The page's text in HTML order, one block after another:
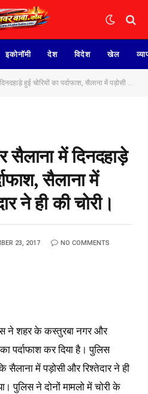
इकोनॉमी देश विदेश खेल
का पर्दाफाश, सैलाना में पड़ोसी और रिश्तेदार ने ही की चोरी।
में दिनदहाड़े
सैलाना में
ने ही की चोरी।
23, 2017 NO COMMENTS
ने शहर के कस्तुरबा नगर और
पर्दाफाश कर दिया है। पुलिस
सैलाना में पड़ोसी और रिश्तेदार ने ही
पुलिस ने दोनों मामलो में चोरी के